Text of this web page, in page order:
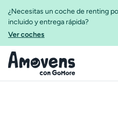
¿Necesitas un coche de renting
incluido y entrega rápida?
Ver coches